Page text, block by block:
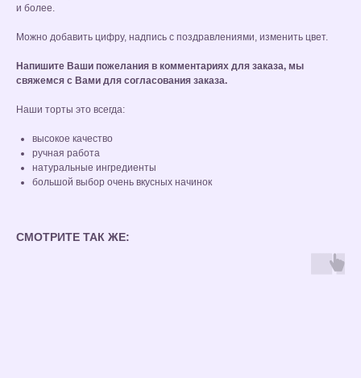
и более.
Можно добавить цифру, надпись с поздравлениями, изменить цвет.
Напишите Ваши пожелания в комментариях для заказа, мы
свяжемся с Вами для согласования заказа.
Наши торты это всегда:
высокое качество
ручная работа
натуральные ингредиенты
большой выбор очень вкусных начинок
СМОТРИТЕ ТАК ЖЕ: